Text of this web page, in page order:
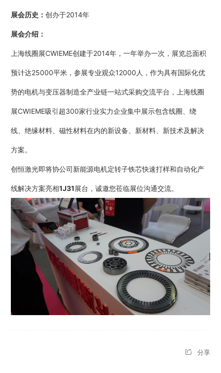
展会历史：创办于2014年
展会介绍：
上海线圈展CWIEME创建于2014年，一年举办一次，展览总面积
预计达25000平米，参展专业观众12000人，作为具有国际化优
势的电机与变压器制造全产业链一站式采购交流平台，上海线圈
展CWIEME吸引超300家行业实力企业集中展示包含线圈、绕
线、绝缘材料、磁性材料在内的新设备、新材料、新技术及解决
方案。
创恒激光即将协公司新能源电机定转子铁芯快速打样和自动化产
线解决方案亮相1J31展台，诚邀您莅临展位沟通交流。
分享